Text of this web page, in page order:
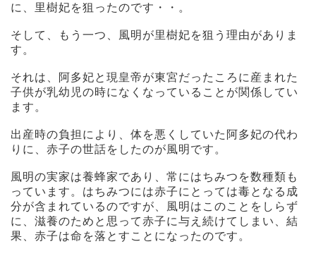
に、里樹妃を狙ったのです・・。
そして、もう一つ、風明が里樹妃を狙う理由がありま
す。
それは、阿多妃と現皇帝が東宮だったころに産まれた
子供が乳幼児の時になくなっていることが関係してい
ます。
出産時の負担により、体を悪くしていた阿多妃の代わ
りに、赤子の世話をしたのが風明です。
風明の実家は養蜂家であり、常にはちみつを数種類も
っています。はちみつには赤子にとっては毒となる成
分が含まれているのですが、風明はこのことをしらず
に、滋養のためと思って赤子に与え続けてしまい、結
果、赤子は命を落とすことになったのです。